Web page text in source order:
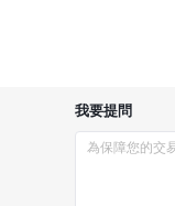
我要提問